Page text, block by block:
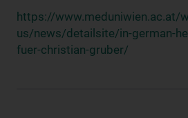
https://www.meduniwien.ac.at/
us/news/detailsite/in-german-
fuer-christian-gruber/